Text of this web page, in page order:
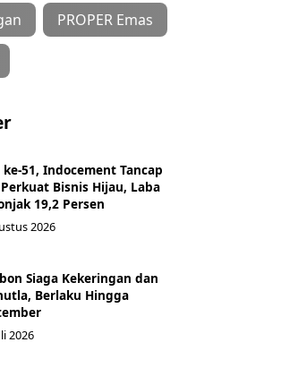
PROPER Emas
ke-51, Indocement Tancap
Perkuat Bisnis Hijau, Laba
19,2 Persen
2026
Siaga Kekeringan dan
Berlaku Hingga
2026